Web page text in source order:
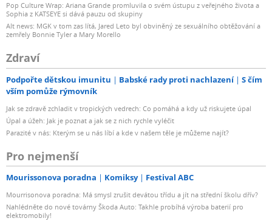
Pop Culture Wrap: Ariana Grande promluvila o svém ústupu z veřejného života a
Sophia z KATSEYE si dává pauzu od skupiny
Alt news: MGK v tom zas lítá, Jared Leto byl obviněný ze sexuálního obtěžování a
zemřely Bonnie Tyler a Mary Morello
Zdraví
Podpořte dětskou imunitu Babské rady proti nachlazení
S čím
vším pomůže rýmovník
Jak se zdravě zchladit v tropických vedrech: Co pomáhá a kdy už riskujete úpal
Úpal a úžeh: Jak je poznat a jak se z nich rychle vyléčit
Parazité v nás: Kterým se u nás líbí a kde v našem těle je můžeme najít?
Pro nejmenší
Mourissonova poradna Komiksy Festival ABC
Mourrisonova poradna: Má smysl zrušit devátou třídu a jít na střední školu dřív?
Nahlédněte do nové továrny Škoda Auto: Takhle probíhá výroba baterií pro
elektromobily!